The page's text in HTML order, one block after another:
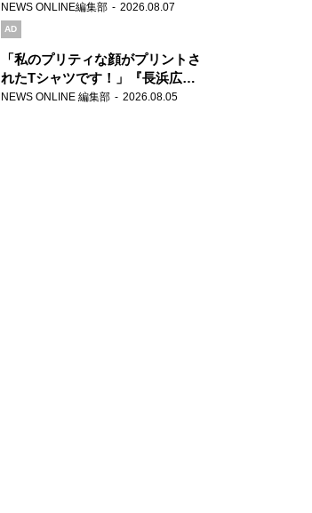
録で素顔全開！
NEWS ONLINE編集部 2026.08.07
「私のプリティな顔がプリントさ
れたTシャツです！」『長浜広奈
天下無双』初の番組グッズ発売
NEWS ONLINE 編集部 2026.08.05